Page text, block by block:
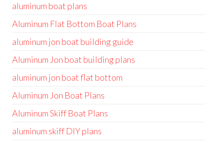
aluminum boat plans
Aluminum Flat Bottom Boat Plans
aluminum jon boat building guide
Aluminum Jon boat building plans
aluminum jon boat flat bottom
Aluminum Jon Boat Plans
Aluminum Skiff Boat Plans
aluminum skiff DIY plans